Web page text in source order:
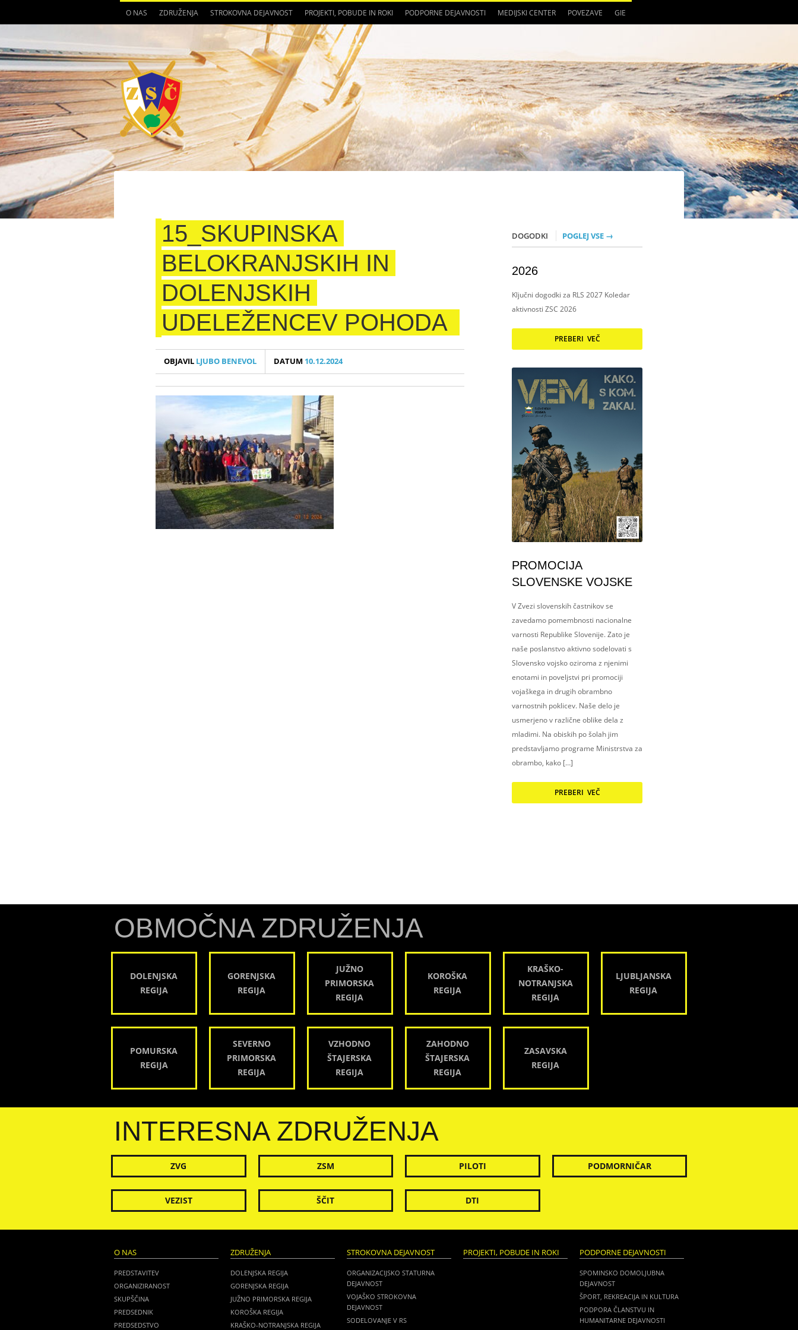
O NAS ZDRUŽENJA STROKOVNA DEJAVNOST PROJEKTI, POBUDE IN ROKI PODPORNE DEJAVNOSTI MEDIJSKI CENTER POVEZAVE GIE
15_SKUPINSKA
BELOKRANJSKIH IN
DOLENJSKIH
UDELEŽENCEV POHODA
OBJAVIL LJUBO BENEVOL DATUM 10.12.2024
DOGODKI POGLEJ VSE →
2026
Ključni dogodki za RLS 2027 Koledar
aktivnosti ZSC 2026
PREBERI VEČ
PROMOCIJA
SLOVENSKE VOJSKE
V Zvezi slovenskih častnikov se
zavedamo pomembnosti nacionalne
varnosti Republike Slovenije. Zato je
naše poslanstvo aktivno sodelovati s
Slovensko vojsko oziroma z njenimi
enotami in poveljstvi pri promociji
vojaškega in drugih obrambno
varnostnih poklicev. Naše delo je
usmerjeno v različne oblike dela z
mladimi. Na obiskih po šolah jim
predstavljamo programe Ministrstva za
obrambo, kako […]
PREBERI VEČ
OBMOČNA ZDRUŽENJA
DOLENJSKA
REGIJA
GORENJSKA
REGIJA
JUŽNO
PRIMORSKA
REGIJA
KOROŠKA
REGIJA
KRAŠKO-
NOTRANJSKA
REGIJA
LJUBLJANSKA
REGIJA
POMURSKA
REGIJA
SEVERNO
PRIMORSKA
REGIJA
VZHODNO
ŠTAJERSKA
REGIJA
ZAHODNO
ŠTAJERSKA
REGIJA
ZASAVSKA
REGIJA
INTERESNA ZDRUŽENJA
ZVG ZSM PILOTI PODMORNIČAR
VEZIST ŠČIT DTI
O NAS
PREDSTAVITEV
ORGANIZIRANOST
SKUPŠČINA
PREDSEDNIK
PREDSEDSTVO
ZDRUŽENJA
DOLENJSKA REGIJA
GORENJSKA REGIJA
JUŽNO PRIMORSKA REGIJA
KOROŠKA REGIJA
KRAŠKO-NOTRANJSKA REGIJA
STROKOVNA DEJAVNOST
ORGANIZACIJSKO STATURNA
DEJAVNOST
VOJAŠKO STROKOVNA
DEJAVNOST
SODELOVANJE V RS
PROJEKTI, POBUDE IN ROKI PODPORNE DEJAVNOSTI
SPOMINSKO DOMOLJUBNA
DEJAVNOST
ŠPORT, REKREACIJA IN KULTURA
PODPORA ČLANSTVU IN
HUMANITARNE DEJAVNOSTI